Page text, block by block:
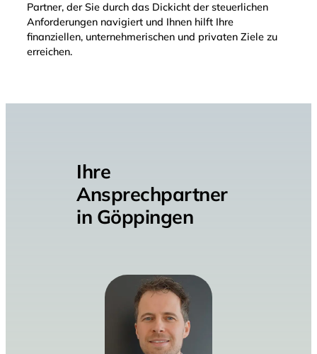
Partner, der Sie durch das Dickicht der steuerlichen
Anforderungen navigiert und Ihnen hilft Ihre
finanziellen, unternehmerischen und privaten Ziele zu
erreichen.
Ihre
Ansprechpartner
in Göppingen